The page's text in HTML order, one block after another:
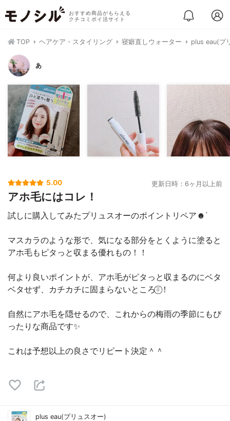
おすすめ商品がもらえる
クチコミポイ活サイト
TOP ヘアケア・スタイリング 寝癖直しウォーター plus eau(プ
あ
5.00 更新日時：6ヶ月以上前
アホ毛にはコレ！
試しに購入してみたプリュスオーのポイントリペア☻︎ᐝ
マスカラのような形で、気になる部分をとくように塗ると
アホ毛もピタっと収まる優れもの！！
何より良いポイントが、アホ毛がピタっと収まるのにベタ
ベタせず、カチカチに固まらないところ⍤⃝︎！
自然にアホ毛を隠せるので、これからの梅雨の季節にもぴ
ったりな商品です✨
これは予想以上の良さでリピート決定＾＾
plus eau(プリュスオー)